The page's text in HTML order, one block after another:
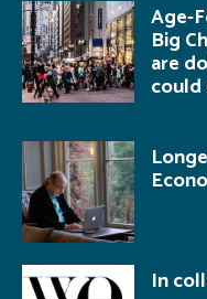
Age-
Big
are
In